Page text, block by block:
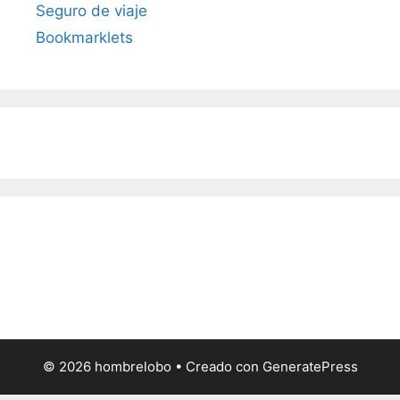
Seguro de viaje
Bookmarklets
© 2026 hombrelobo • Creado con GeneratePress